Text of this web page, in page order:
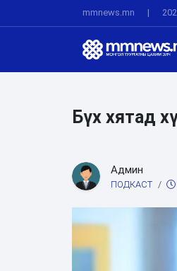
mmnews.mn |
Бүх хятад
Админ
ПОДКАСТ /